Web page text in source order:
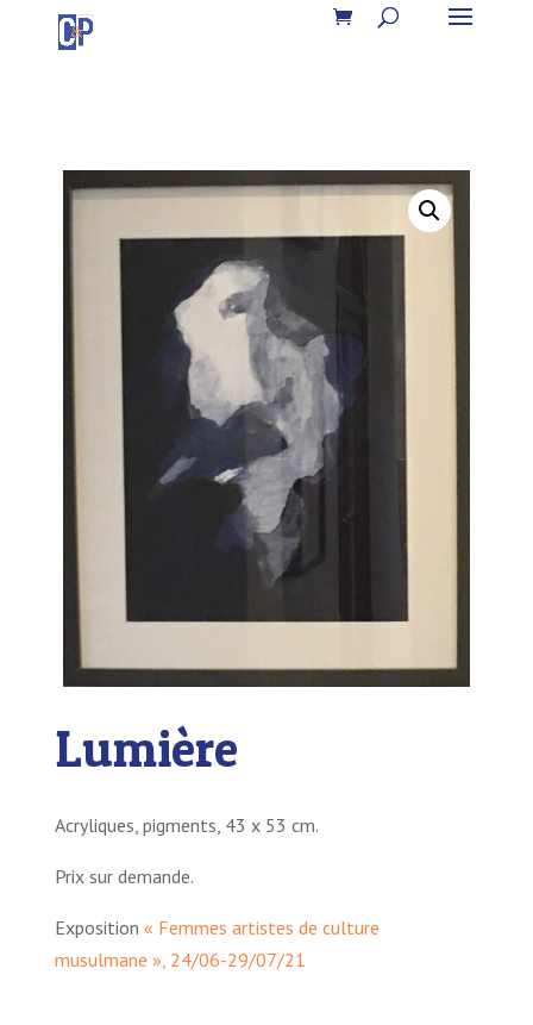
Lumière
Acryliques, pigments, 43 x 53 cm.
Prix sur demande.
Exposition « Femmes artistes de culture
musulmane », 24/06-29/07/21